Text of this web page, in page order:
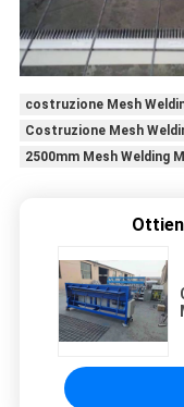
costruzione Mesh
Costruzione Mesh
2500mm Mesh Welding